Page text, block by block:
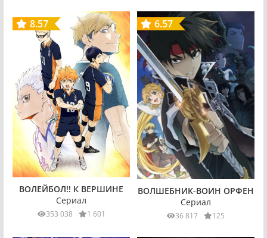
8.57
ВОЛЕЙБОЛ!! К ВЕРШИНЕ
Сериал
353 038 1 601
6.57
ВОЛШЕБНИК-ВОИН ОРФЕН
Сериал
36 817 125